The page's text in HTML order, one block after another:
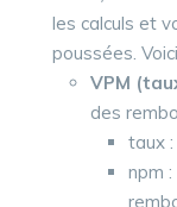
les calculs et
poussées.
VPM
des
taux
npm